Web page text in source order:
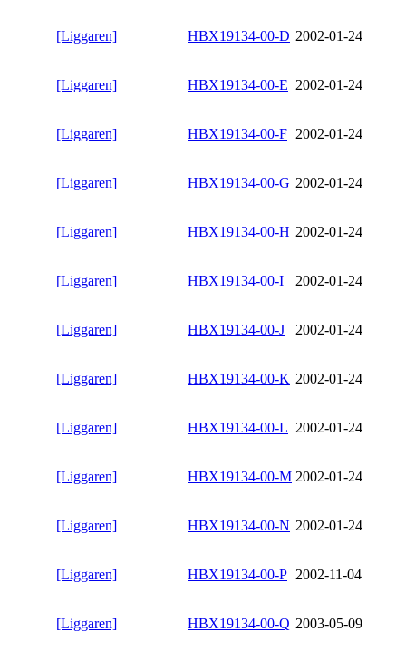
[Liggaren] HBX19134-00-D 2002-01-24
[Liggaren] HBX19134-00-E 2002-01-24
[Liggaren] HBX19134-00-F 2002-01-24
[Liggaren] HBX19134-00-G 2002-01-24
[Liggaren] HBX19134-00-H 2002-01-24
[Liggaren] HBX19134-00-I 2002-01-24
[Liggaren] HBX19134-00-J 2002-01-24
[Liggaren] HBX19134-00-K 2002-01-24
[Liggaren] HBX19134-00-L 2002-01-24
[Liggaren] HBX19134-00-M 2002-01-24
[Liggaren] HBX19134-00-N 2002-01-24
[Liggaren] HBX19134-00-P 2002-11-04
[Liggaren] HBX19134-00-Q 2003-05-09